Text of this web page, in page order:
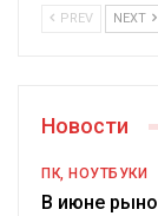
PREV NEXT
Новости
ПК, НОУТБУКИ
В июне